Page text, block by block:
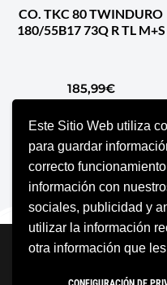
Este Sitio Web utiliza
para guardar
correcto
información con
sociales, publicidad y
utilizar la información
otra información que
CO. TKC 80 TWINDURO
180/55B17 73Q R TL M+S
185,99€
AÑADIR AL CARRITO
Neve |
Política de